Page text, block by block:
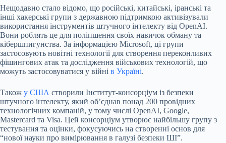
Нещодавно стало відомо, що російські, китайські, іранські та
інші хакерські групи з державною підтримкою активізували
використання інструментів штучного інтелекту від OpenAI.
Вони роблять це для поліпшення своїх навичок обману та
кібершпигунства. За інформацією Microsoft, ці групи
застосовують новітні технології для створення переконливих
фішингових атак та дослідження військових технологій, що
можуть застосовуватися у війні в Україні.
Також у США створили Інститут-консорціум із безпеки
штучного інтелекту, який об’єднав понад 200 провідних
технологічних компаній, у тому числі OpenAI, Google,
Mastercard та Visa. Цей консорціум утворює найбільшу групу з
тестування та оцінки, фокусуючись на створенні основ для
“нової науки про вимірювання в галузі безпеки ШІ”.